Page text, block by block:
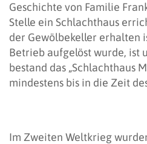
Geschichte von Familie
Stelle ein Schlachthaus
der Gewölbekeller erhalten
Betrieb aufgelöst wurde, ist
bestand das „Schlachthaus
mindestens bis in die Zeit
Im Zweiten Weltkrieg